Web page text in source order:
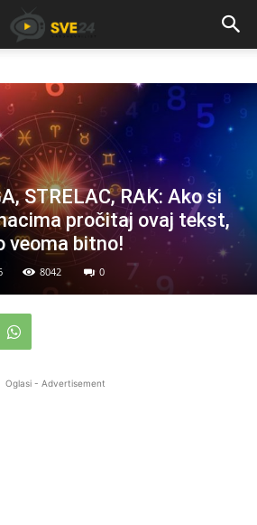
STRELAC, RAK: Ako si
pročitaj ovaj tekst,
veoma bitno!
8042 0
Oglasi - Advertisement